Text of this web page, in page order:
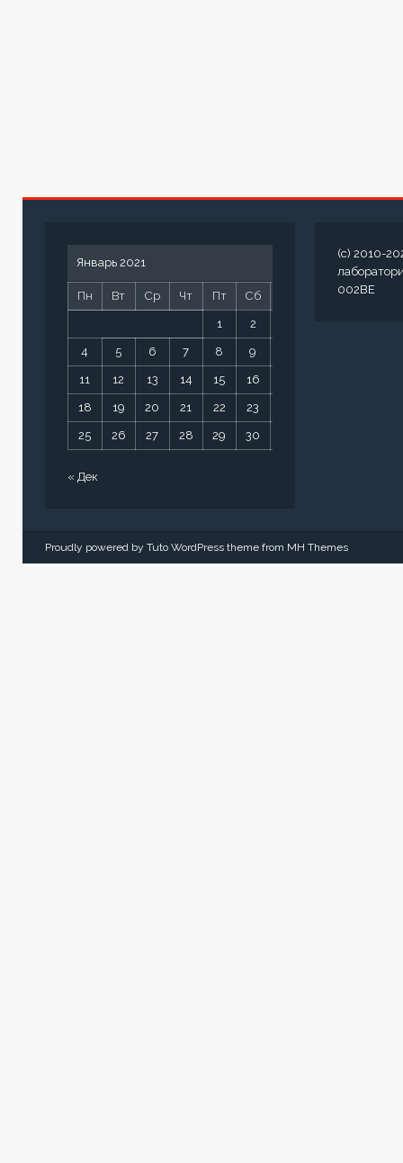
Январь 2021
Пн Вт Ср Чт Пт Сб
1 2
4 5 6 7 8 9
11 12 13 14 15 16
18 19 20 21 22 23
25 26 27 28 29 30
« Дек
(c) 2010-
002BE
Proudly powered by Tuto WordPress theme from MH Themes